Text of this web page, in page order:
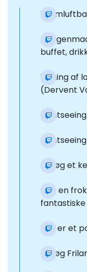
buffet,
Visning af
(Dervent
Besøg et
Spis en
fantastiske
Der er et
Besøg